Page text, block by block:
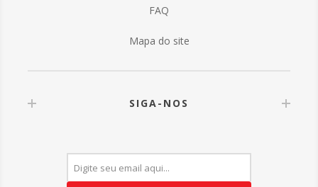
FAQ
Mapa do site
SIGA-NOS